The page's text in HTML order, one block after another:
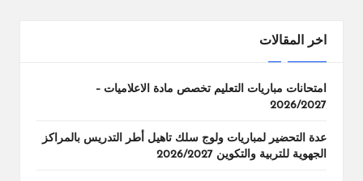
اخر المقالات
امتحانات مباريات التعليم تخصص مادة الاعلاميات –
2026/2027
عدة التحضير لمباريات ولوج سلك تاهيل أطر التدريس بالمراكز
الجهوية للتربية والتكوين 2026/2027